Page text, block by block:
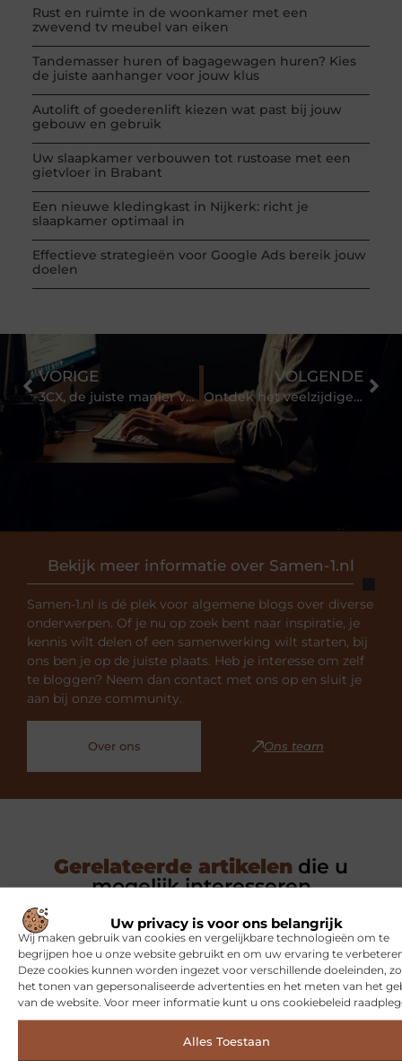
Uw privacy is voor ons belangrijk
Wij maken gebruik van cookies en vergelijkbare technologieën om te
begrijpen hoe u onze website gebruikt en om uw ervaring te
Deze cookies kunnen worden ingezet voor verschillende doeleinden,
het tonen van gepersonaliseerde advertenties en het meten van het
van de website. Voor meer informatie kunt u ons cookiebeleid
Alles Toestaan
Rust en ruimte in de woonkamer met een
zwevend tv meubel van eiken
Tandemasser huren of bagagewagen huren? Kies
de juiste aanhanger voor jouw klus
Autolift of goederenlift kiezen wat past bij jouw
gebouw en gebruik
Uw slaapkamer verbouwen tot rustoase met een
gietvloer in Brabant
Een nieuwe kledingkast in Nijkerk: richt je
slaapkamer optimaal in
Effectieve strategieën voor Google Ads bereik jouw
doelen
Bekijk meer informatie over Samen-1.nl
Samen-1.nl is dé plek voor algemene blogs over diverse
onderwerpen. Of je nu op zoek bent naar inspiratie, je
kennis wilt delen of een samenwerking wilt starten, bij
ons ben je op de juiste plaats. Heb je interesse om zelf
te bloggen? Neem dan contact met ons op en sluit je
aan bij onze community.
Over ons Ons team
VORIGE
3CX, de juiste manier van zakelijk bellen
VOLGENDE
Ontdek het veelzijdige Landgraaf!
Gerelateerde artikelen die u
mogelijk interesseren
SPORT